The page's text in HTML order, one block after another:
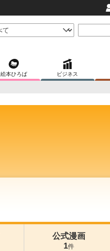
絵本ひろば ビジネス
公式漫画
1件